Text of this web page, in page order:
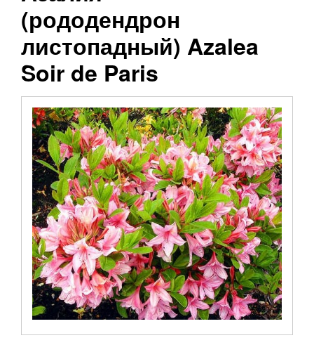
(рододендрон
листопадный) Azalea
Soir de Paris